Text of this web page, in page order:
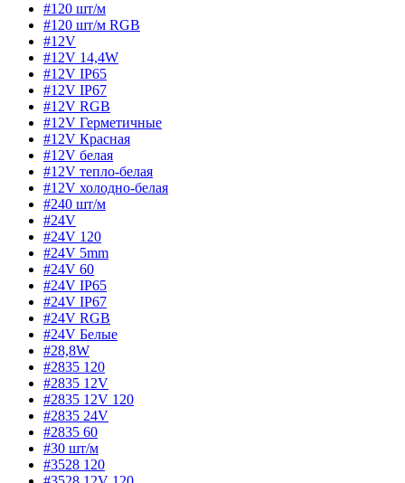
#120 шт/м
#120 шт/м RGB
#12V
#12V 14,4W
#12V IP65
#12V IP67
#12V RGB
#12V Герметичные
#12V Красная
#12V белая
#12V тепло-белая
#12V холодно-белая
#240 шт/м
#24V
#24V 120
#24V 5mm
#24V 60
#24V IP65
#24V IP67
#24V RGB
#24V Белые
#28,8W
#2835 120
#2835 12V
#2835 12V 120
#2835 24V
#2835 60
#30 шт/м
#3528 120